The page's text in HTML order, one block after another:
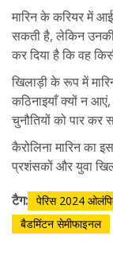
मारिन के करियर में
सकती है, लेकिन
कर दिया है कि वह
खिलाड़ी के रूप में
कठिनाइयाँ क्यों न
चुनौतियों को पार कर
कैरोलिना मारिन का
प्रशंसकों और युवा
टैग: पेरिस 2024
बैडमिंटन सेमीफाइनल